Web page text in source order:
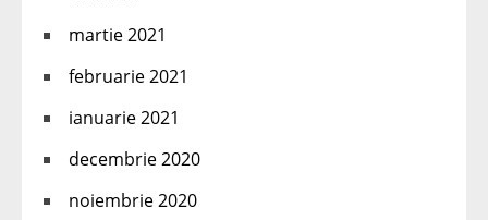
martie 2021
februarie 2021
ianuarie 2021
decembrie 2020
noiembrie 2020